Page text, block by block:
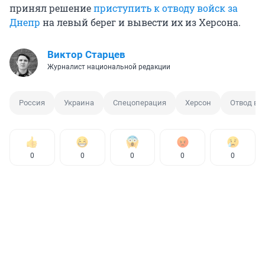
принял решениеприступить к отводу войск за
Днепр на левый берег и вывести их из Херсона.
Виктор Старцев
Журналист национальной редакции
Россия Украина Спецоперация Херсон Отвод
0 0 0 0 0